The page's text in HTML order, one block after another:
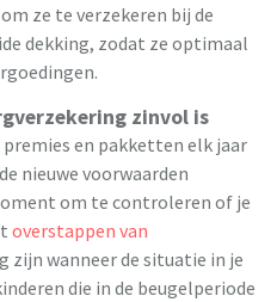
ze te verzekeren bij de
dekking, zodat ze optimaal
zinvol is
en pakketten elk jaar
nieuwe voorwaarden
om te controleren of je
overstappen van
zijn wanneer de situatie in je
die in de beugelperiode